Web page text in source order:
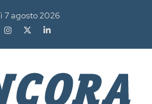
7 agosto 2026